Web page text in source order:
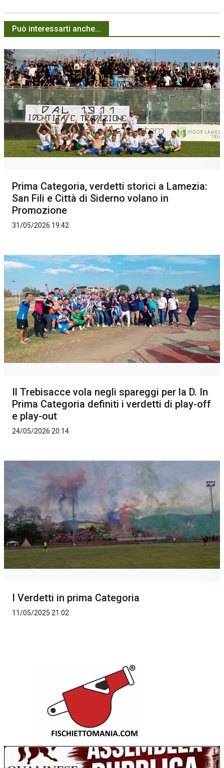
Può interessarti anche...
Prima Categoria, verdetti storici a Lamezia:
San Fili e Città di Siderno volano in
Promozione
31/05/2026 19:42
Il Trebisacce vola negli spareggi per la D. In
Prima Categoria definiti i verdetti di play-off
e play-out
24/05/2026 20:14
I Verdetti in prima Categoria
11/05/2025 21:02